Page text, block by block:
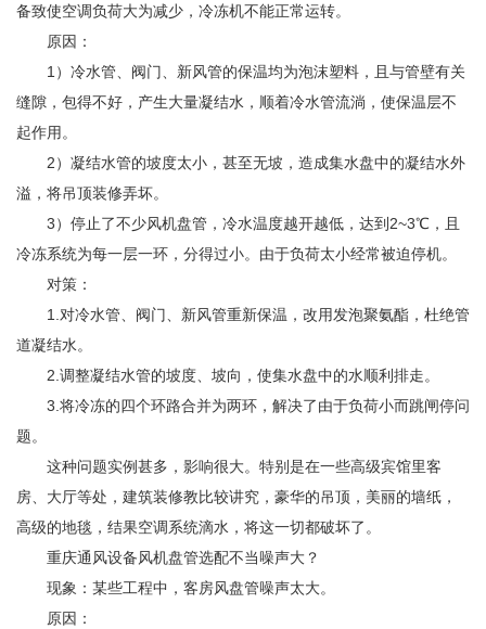
备致使空调负荷大为减少，冷冻机不能正常运转。
原因：
1）冷水管、阀门、新风管的保温均为泡沫塑料，且与管壁有关
缝隙，包得不好，产生大量凝结水，顺着冷水管流淌，使保温层不
起作用。
2）凝结水管的坡度太小，甚至无坡，造成集水盘中的凝结水外
溢，将吊顶装修弄坏。
3）停止了不少风机盘管，冷水温度越开越低，达到2~3℃，且
冷冻系统为每一层一环，分得过小。由于负荷太小经常被迫停机。
对策：
1.对冷水管、阀门、新风管重新保温，改用发泡聚氨酯，杜绝管
道凝结水。
2.调整凝结水管的坡度、坡向，使集水盘中的水顺利排走。
3.将冷冻的四个环路合并为两环，解决了由于负荷小而跳闸停问
题。
这种问题实例甚多，影响很大。特别是在一些高级宾馆里客
房、大厅等处，建筑装修教比较讲究，豪华的吊顶，美丽的墙纸，
高级的地毯，结果空调系统滴水，将这一切都破坏了。
重庆通风设备风机盘管选配不当噪声大？
现象：某些工程中，客房风盘管噪声太大。
原因：